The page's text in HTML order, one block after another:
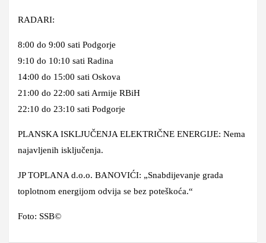
RADARI:
8:00 do 9:00 sati Podgorje
9:10 do 10:10 sati Radina
14:00 do 15:00 sati Oskova
21:00 do 22:00 sati Armije RBiH
22:10 do 23:10 sati Podgorje
PLANSKA ISKLJUČENJA ELEKTRIČNE ENERGIJE: Nema
najavljenih isključenja.
JP TOPLANA d.o.o. BANOVIĆI: „Snabdijevanje grada
toplotnom energijom odvija se bez poteškoća.“
Foto: SSB©